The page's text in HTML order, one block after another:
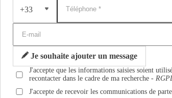
+33
Je souhaite ajouter un message
J'accepte que les informations saisies soient
recontacter dans le cadre de ma recherche -
J'accepte de recevoir les communications de